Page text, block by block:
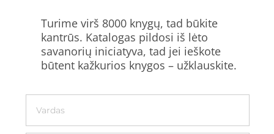
Turime virš 8000 knygų, tad būkite
kantrūs. Katalogas pildosi iš lėto
savanorių iniciatyva, tad jei ieškote
būtent kažkurios knygos – užklauskite.